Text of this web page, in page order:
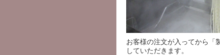
お客様の注文が入ってから「
していただきます。